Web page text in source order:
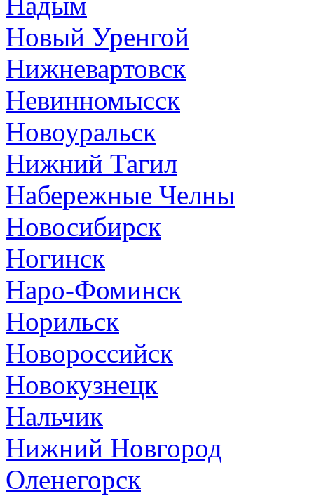
Новый Уренгой
Нижневартовск
Невинномысск
Новоуральск
Нижний Тагил
Набережные Челны
Новосибирск
Ногинск
Наро-Фоминск
Норильск
Новороссийск
Новокузнецк
Нальчик
Нижний Новгород
Оленегорск